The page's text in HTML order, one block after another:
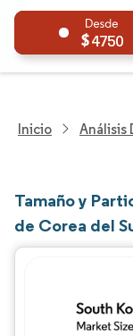
4750
Inicio Análisis
Tamaño y
de Corea del